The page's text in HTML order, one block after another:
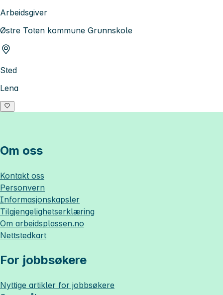
Arbeidsgiver
Østre Toten kommune Grunnskole
Sted
Lena
Om oss
Kontakt oss
Personvern
Informasjonskapsler
Tilgjengelighetserklæring
Om arbeidsplassen.no
Nettstedkart
For jobbsøkere
Nyttige artikler for jobbsøkere